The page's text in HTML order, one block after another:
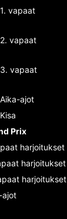
1. vapaat
2. vapaat
3. vapaat
Aika-ajot
Kisa
Prix
harjoitukset
harjoitukset
harjoitukset
ajot